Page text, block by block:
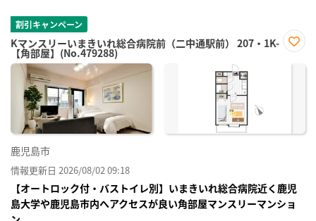
割引キャンペーン
Kマンスリーいまきいれ総合病院前（二中通駅前） 207・1K-
【角部屋】(No.479288)
に入
鹿児島市
情報更新日 2026/08/02 09:18
【オートロック付・バストイレ別】いまきいれ総合病院近く鹿児
島大学や鹿児島市内へアクセスが良い角部屋マンスリーマンショ